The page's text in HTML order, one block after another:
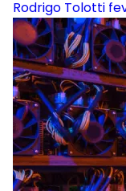
Rodrigo Tolotti